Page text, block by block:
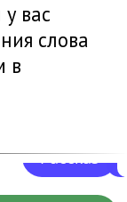
вас
слова
в
Рассказ